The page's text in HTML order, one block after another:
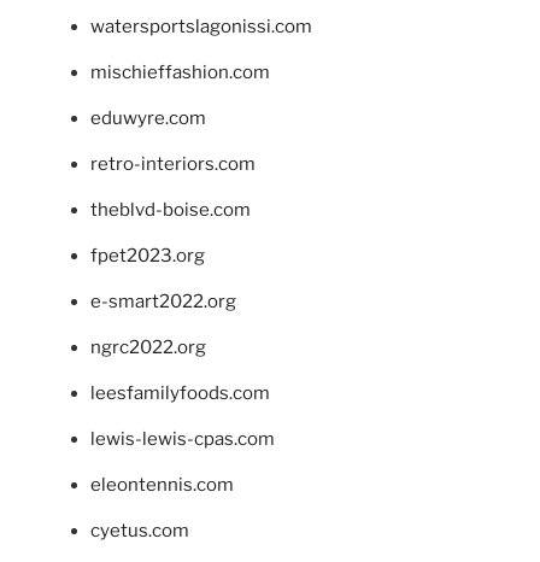
watersportslagonissi.com
mischieffashion.com
eduwyre.com
retro-interiors.com
theblvd-boise.com
fpet2023.org
e-smart2022.org
ngrc2022.org
leesfamilyfoods.com
lewis-lewis-cpas.com
eleontennis.com
cyetus.com